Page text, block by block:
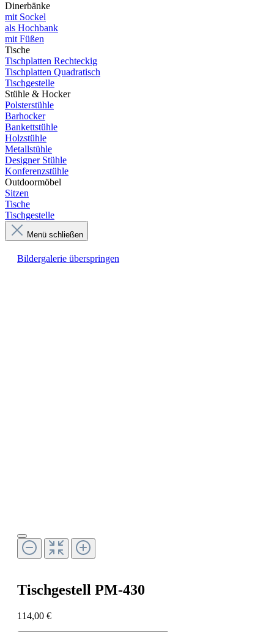
Dinerbänke
mit Sockel
als Hochbank
mit Füßen
Tische
Tischplatten Rechteckig
Tischplatten Quadratisch
Tischgestelle
Stühle & Hocker
Polsterstühle
Barhocker
Bankettstühle
Holzstühle
Metallstühle
Designer Stühle
Konferenzstühle
Outdoormöbel
Sitzen
Tische
Tischgestelle
Menü schließen
Bildergalerie überspringen
Tischgestell PM-430
114,00 €